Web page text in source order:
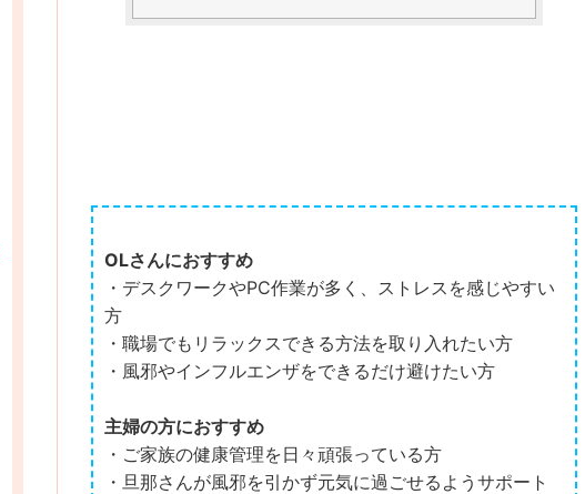
OLさんにおすすめ
・デスクワークやPC作業が多く、ストレスを感じやすい
方
・職場でもリラックスできる方法を取り入れたい方
・風邪やインフルエンザをできるだけ避けたい方
主婦の方におすすめ
・ご家族の健康管理を日々頑張っている方
・旦那さんが風邪を引かず元気に過ごせるようサポート